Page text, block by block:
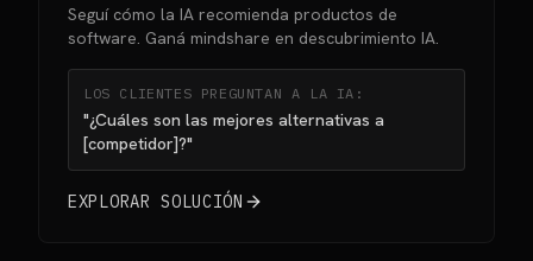
Seguí cómo la IA recomienda productos de
software. Ganá mindshare en descubrimiento IA.
LOS CLIENTES PREGUNTAN A LA IA:
"¿Cuáles son las mejores alternativas a
[competidor]?"
EXPLORAR SOLUCIÓN